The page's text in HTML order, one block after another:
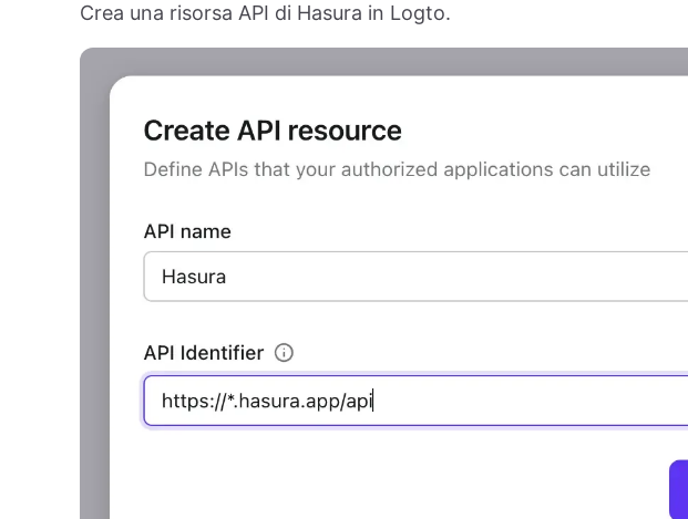
Crea una risorsa API di Hasura in Logto.